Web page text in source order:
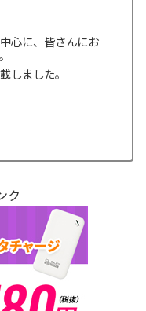
心に、皆さんにお
しました。
ク